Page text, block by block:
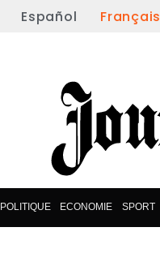
Español Français
POLITIQUE ECONOMIE SPORT